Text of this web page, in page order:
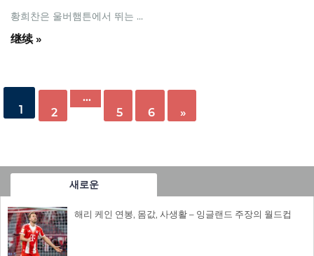
황희찬은 울버햄튼에서 뛰는 ...
继续 »
1 2
…
5
6 »
새로운
해리 케인 연봉, 몸값, 사생활 – 잉글랜드 주장의 월드컵